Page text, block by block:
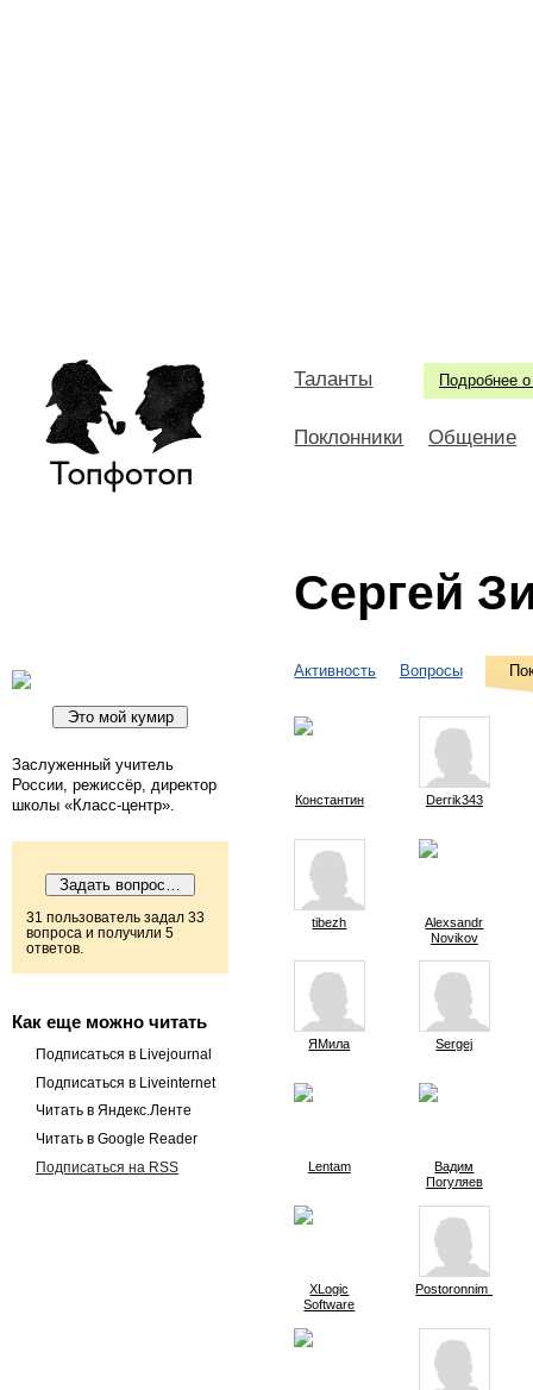
Подробнее о
Таланты
Поклонники Общение
Сергей
Заслуженный учитель
России, режиссёр, директор
школы «Класс-центр».
31 пользователь задал 33
вопроса и получили 5
ответов.
Как еще можно читать
Подписаться в Livejournal
Подписаться в Liveinternet
Читать в Яндекс.Ленте
Читать в Google Reader
Подписаться на RSS
Активность Вопросы
Константин Derrik343
tibezh
Alexsandr
Novikov
ЯМила Sergej
Lentam
Вадим
Погуляев
XLogic
Software
Postoronnim_V